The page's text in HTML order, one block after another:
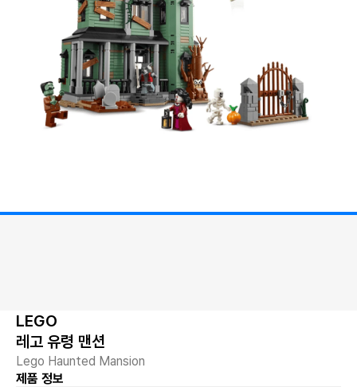
LEGO
레고 유령 맨션
Lego Haunted Mansion
제품 정보